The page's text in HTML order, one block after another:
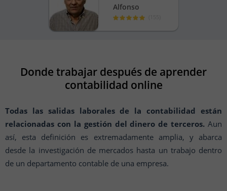
Alfonso
Donde trabajar después de aprender
contabilidad online
Todas las salidas laborales de la contabilidad están
relacionadas con la gestión del dinero de terceros. Aun
así, esta definición es extremadamente amplia, y abarca
desde la investigación de mercados hasta un trabajo dentro
de un departamento contable de una empresa.